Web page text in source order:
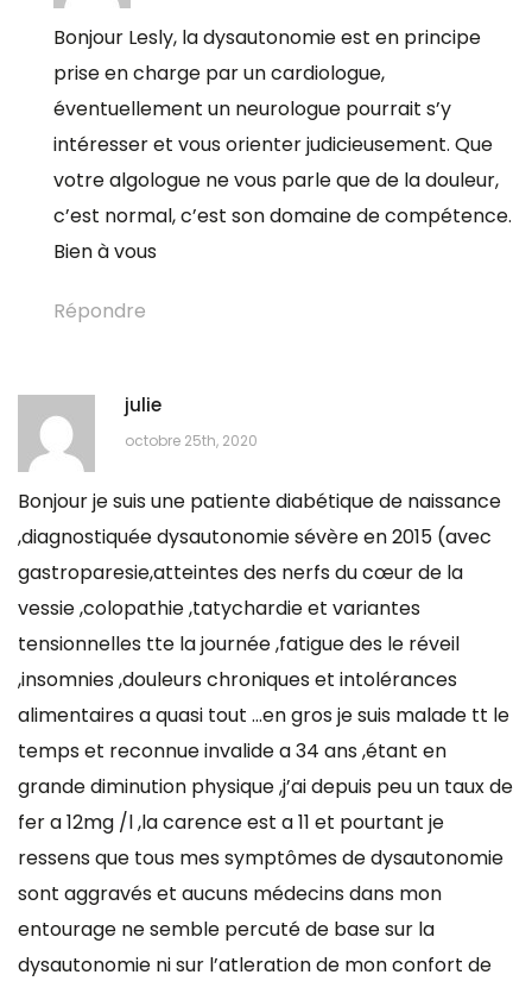
Bonjour Lesly, la dysautonomie est en principe
prise en charge par un cardiologue,
éventuellement un neurologue pourrait s’y
intéresser et vous orienter judicieusement. Que
votre algologue ne vous parle que de la douleur,
c’est normal, c’est son domaine de compétence.
Bien à vous
Répondre
julie
octobre 25th, 2020
Bonjour je suis une patiente diabétique de naissance
,diagnostiquée dysautonomie sévère en 2015 (avec
gastroparesie,atteintes des nerfs du cœur de la
vessie ,colopathie ,tatychardie et variantes
tensionnelles tte la journée ,fatigue des le réveil
,insomnies ,douleurs chroniques et intolérances
alimentaires a quasi tout …en gros je suis malade tt le
temps et reconnue invalide a 34 ans ,étant en
grande diminution physique ,j’ai depuis peu un taux de
fer a 12mg /l ,la carence est a 11 et pourtant je
ressens que tous mes symptômes de dysautonomie
sont aggravés et aucuns médecins dans mon
entourage ne semble percuté de base sur la
dysautonomie ni sur l’atleration de mon confort de